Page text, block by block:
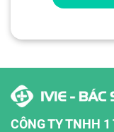
CÔNG TY TNHH